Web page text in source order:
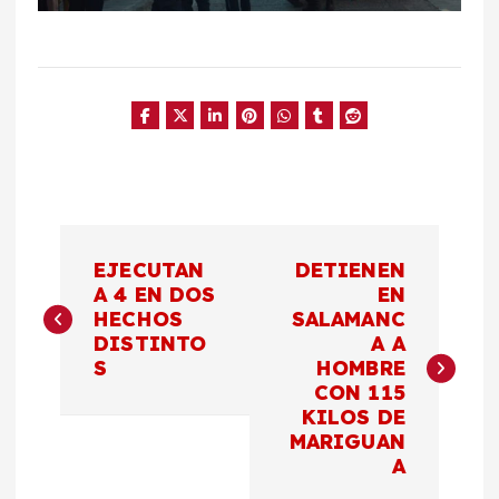
a
EJECUTAN
A 4 EN DOS
HECHOS
DISTINTO
S
DETIENEN
EN
SALAMANC
A A
HOMBRE
CON 115
KILOS DE
MARIGUAN
A